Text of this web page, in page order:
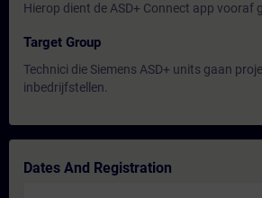
Hierop dient de ASD+ Connect app vooraf
Target Group
Technici die Siemens ASD+ units gaan
inbedrijfstellen.
Dates And Registration